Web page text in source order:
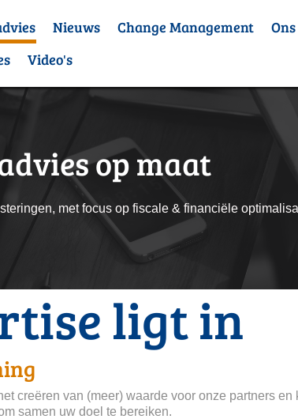
Nieuws Change Management
Video's
op maat
met focus op fiscale & financiële
ligt in
creëren van (meer) waarde voor onze partners en
samen uw doel te bereiken.